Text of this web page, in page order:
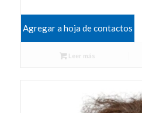
Agregar a hoja de contactos
Leer más